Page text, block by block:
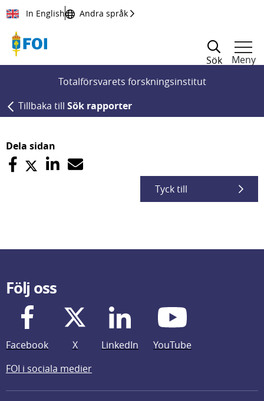
Till innehållet
In English Andra språk
Sök
Meny
Totalförsvarets forskningsinstitut
Tillbaka till Sök rapporter
Dela sidan
Tyck till
Följ oss
Facebook X LinkedIn
YouTube
FOI i sociala medier